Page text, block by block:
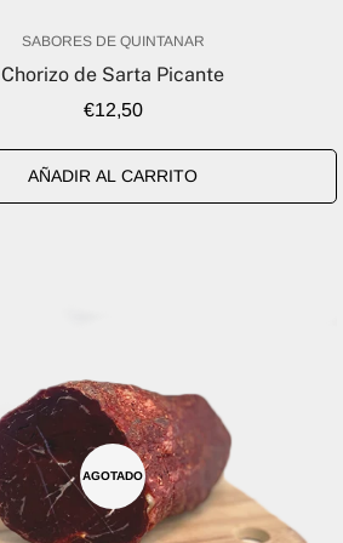
SABORES DE QUINTANAR
Chorizo de Sarta Picante
Precio
€12,50
AÑADIR AL CARRITO
AGOTADO